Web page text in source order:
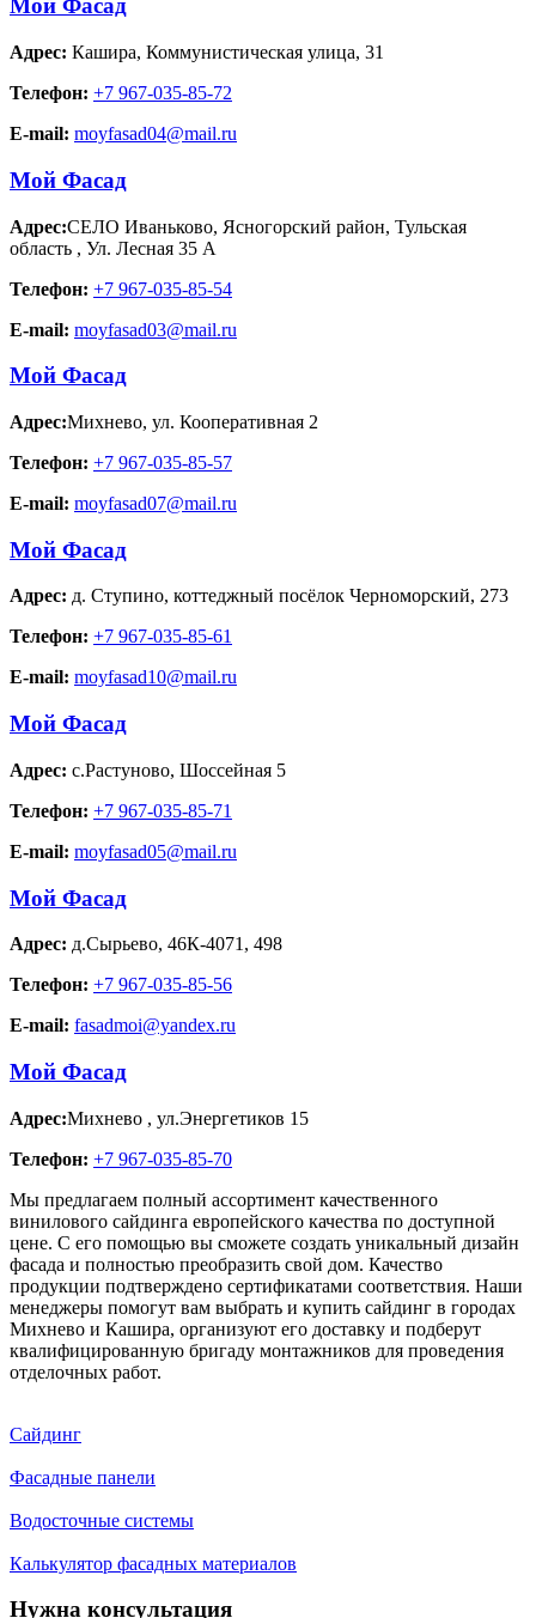
Мой Фасад
Адрес: Кашира, Коммунистическая улица, 31
Телефон: +7 967-035-85-72
E-mail: moyfasad04@mail.ru
Мой Фасад
Адрес:СЕЛО Иваньково, Ясногорский район, Тульская
область , Ул. Лесная 35 А
Телефон: +7 967-035-85-54
E-mail: moyfasad03@mail.ru
Мой Фасад
Адрес:Михнево, ул. Кооперативная 2
Телефон: +7 967-035-85-57
E-mail: moyfasad07@mail.ru
Мой Фасад
Адрес: д. Ступино, коттеджный посёлок Черноморский, 273
Телефон: +7 967-035-85-61
E-mail: moyfasad10@mail.ru
Мой Фасад
Адрес: с.Растуново, Шоссейная 5
Телефон: +7 967-035-85-71
E-mail: moyfasad05@mail.ru
Мой Фасад
Адрес: д.Сырьево, 46К-4071, 498
Телефон: +7 967-035-85-56
E-mail: fasadmoi@yandex.ru
Мой Фасад
Адрес:Михнево , ул.Энергетиков 15
Телефон: +7 967-035-85-70
Мы предлагаем полный ассортимент качественного
винилового сайдинга европейского качества по доступной
цене. С его помощью вы сможете создать уникальный дизайн
фасада и полностью преобразить свой дом. Качество
продукции подтверждено сертификатами соответствия. Наши
менеджеры помогут вам выбрать и купить сайдинг в городах
Михнево и Кашира, организуют его доставку и подберут
квалифицированную бригаду монтажников для проведения
отделочных работ.
Сайдинг
Фасадные панели
Водосточные системы
Калькулятор фасадных материалов
Нужна консультация